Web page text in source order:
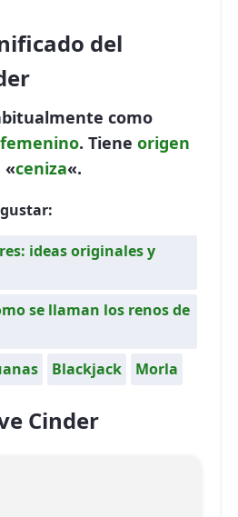
del
como
femenino. Tiene origen
«ceniza«.
ideas originales y
se llaman los renos de
Blackjack Morla
Cinder